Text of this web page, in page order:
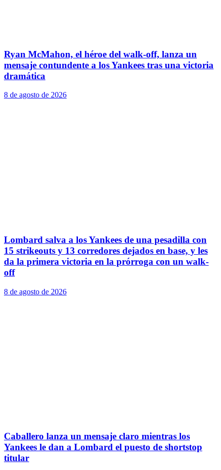
Ryan McMahon, el héroe del walk-off, lanza un
mensaje contundente a los Yankees tras una victoria
dramática
8 de agosto de 2026
Lombard salva a los Yankees de una pesadilla con
15 strikeouts y 13 corredores dejados en base, y les
da la primera victoria en la prórroga con un walk-
off
8 de agosto de 2026
Caballero lanza un mensaje claro mientras los
Yankees le dan a Lombard el puesto de shortstop
titular